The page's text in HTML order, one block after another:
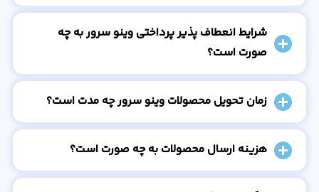
شرایط انعطاف پذیر پرداختی وینو سرور به چه
صورت است؟
زمان تحویل محصولات وینو سرور چه مدت است؟
هزینه ارسال محصولات به چه صورت است؟